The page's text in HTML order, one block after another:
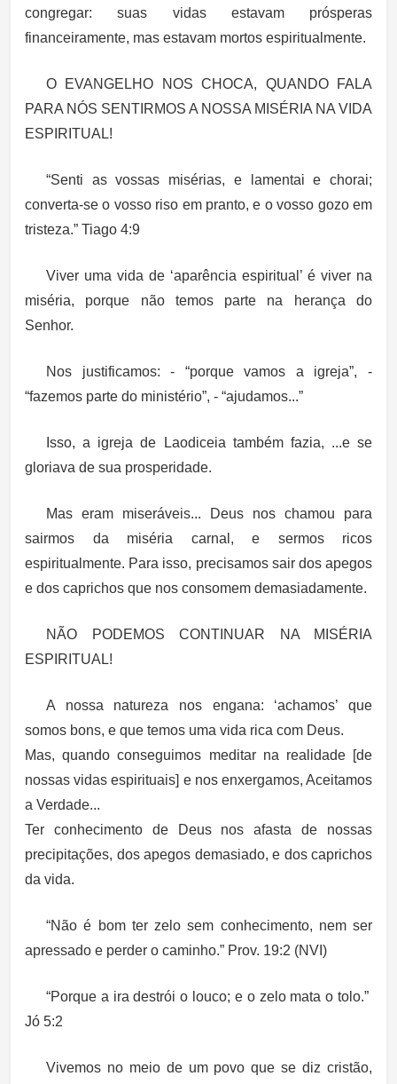
congregar: suas vidas estavam prósperas
financeiramente, mas estavam mortos espiritualmente.
O EVANGELHO NOS CHOCA, QUANDO FALA
PARA NÓS SENTIRMOS A NOSSA MISÉRIA NA VIDA
ESPIRITUAL!
“Senti as vossas misérias, e lamentai e chorai;
converta-se o vosso riso em pranto, e o vosso gozo em
tristeza.” Tiago 4:9
Viver uma vida de ‘aparência espiritual’ é viver na
miséria, porque não temos parte na herança do
Senhor.
Nos justificamos: - “porque vamos a igreja”, -
“fazemos parte do ministério”, - “ajudamos...”
Isso, a igreja de Laodiceia também fazia, ...e se
gloriava de sua prosperidade.
Mas eram miseráveis... Deus nos chamou para
sairmos da miséria carnal, e sermos ricos
espiritualmente. Para isso, precisamos sair dos apegos
e dos caprichos que nos consomem demasiadamente.
NÃO PODEMOS CONTINUAR NA MISÉRIA
ESPIRITUAL!
A nossa natureza nos engana: ‘achamos’ que
somos bons, e que temos uma vida rica com Deus.
Mas, quando conseguimos meditar na realidade [de
nossas vidas espirituais] e nos enxergamos, Aceitamos
a Verdade...
Ter conhecimento de Deus nos afasta de nossas
precipitações, dos apegos demasiado, e dos caprichos
da vida.
“Não é bom ter zelo sem conhecimento, nem ser
apressado e perder o caminho.” Prov. 19:2 (NVI)
“Porque a ira destrói o louco; e o zelo mata o tolo.”
Jó 5:2
Vivemos no meio de um povo que se diz cristão,